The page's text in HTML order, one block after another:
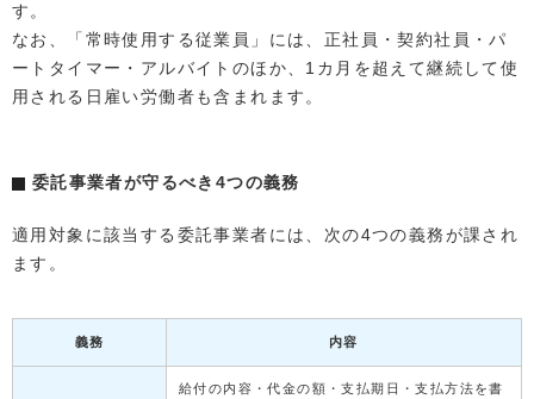
す。
なお、「常時使用する従業員」には、正社員・契約社員・パ
ートタイマー・アルバイトのほか、1カ月を超えて継続して使
用される日雇い労働者も含まれます。
委託事業者が守るべき4つの義務
適用対象に該当する委託事業者には、次の4つの義務が課され
ます。
義務 内容
給付の内容・代金の額・支払期日・支払方法を書